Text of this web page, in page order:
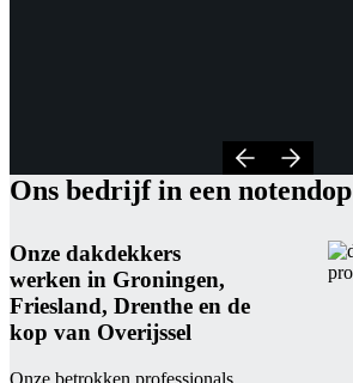
Ons bedrijf in een notendop
Onze dakdekkers
werken in Groningen,
Friesland, Drenthe en de
kop van Overijssel
Onze betrokken professionals